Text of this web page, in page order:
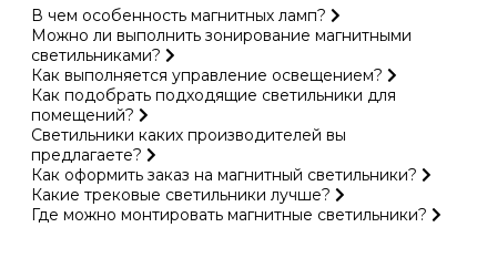
В чем особенность магнитных ламп?
Можно ли выполнить зонирование магнитными
светильниками?
Как выполняется управление освещением?
Как подобрать подходящие светильники для
помещений?
Светильники каких производителей вы
предлагаете?
Как оформить заказ на магнитный светильники?
Какие трековые светильники лучше?
Где можно монтировать магнитные светильники?